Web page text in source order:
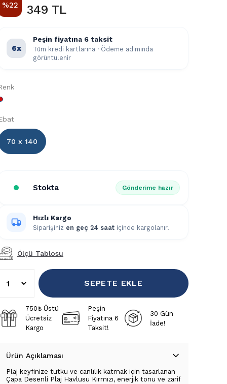
%22 349 TL
6x
Peşin fiyatına 6 taksit
Tüm kredi kartlarına · Ödeme adımında
görüntülenir
70 x 140
Stokta Gönderime hazır
Hızlı Kargo
Siparişiniz en geç 24 saat içinde kargolanır.
Ölçü Tablosu
SEPETE EKLE
750₺ Üstü
Ücretsiz
Kargo
Peşin
Fiyatına 6
Taksit!
30 Gün
İade!
Ürün Açıklaması
Plaj keyfinize tutku ve canlılık katmak için tasarlanan
Çapa Desenli Plaj Havlusu Kırmızı, enerjik tonu ve zarif